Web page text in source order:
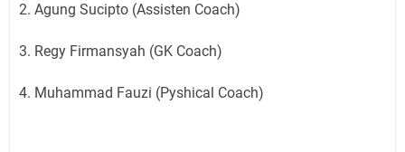
2. Agung Sucipto (Assisten Coach)
3. Regy Firmansyah (GK Coach)
4. Muhammad Fauzi (Pyshical Coach)